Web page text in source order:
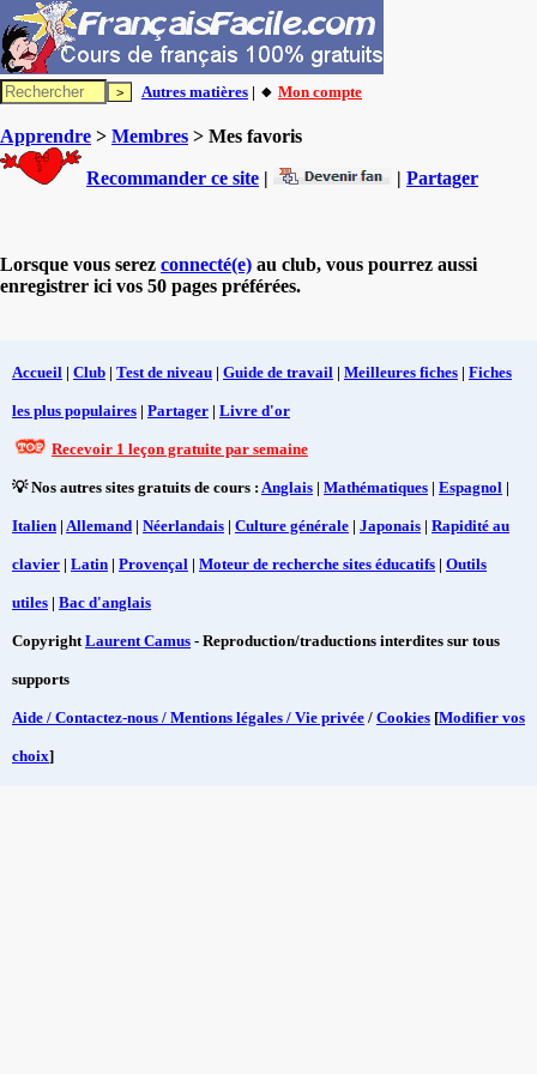
Autres matières | 🔸 Mon compte
Apprendre > Membres > Mes favoris
Recommander ce site | | Partager
Lorsque vous serez connecté(e) au club, vous pourrez aussi
enregistrer ici vos 50 pages préférées.
Accueil | Club | Test de niveau | Guide de travail | Meilleures fiches | Fiches
les plus populaires | Partager | Livre d'or
Recevoir 1 leçon gratuite par semaine
💡 Nos autres sites gratuits de cours : Anglais | Mathématiques | Espagnol |
Italien | Allemand | Néerlandais | Culture générale | Japonais | Rapidité au
clavier | Latin | Provençal | Moteur de recherche sites éducatifs | Outils
utiles | Bac d'anglais
CopyrightLaurent Camus - Reproduction/traductions interdites sur tous
supports
Aide / Contactez-nous / Mentions légales / Vie privée / Cookies [Modifier vos
choix]